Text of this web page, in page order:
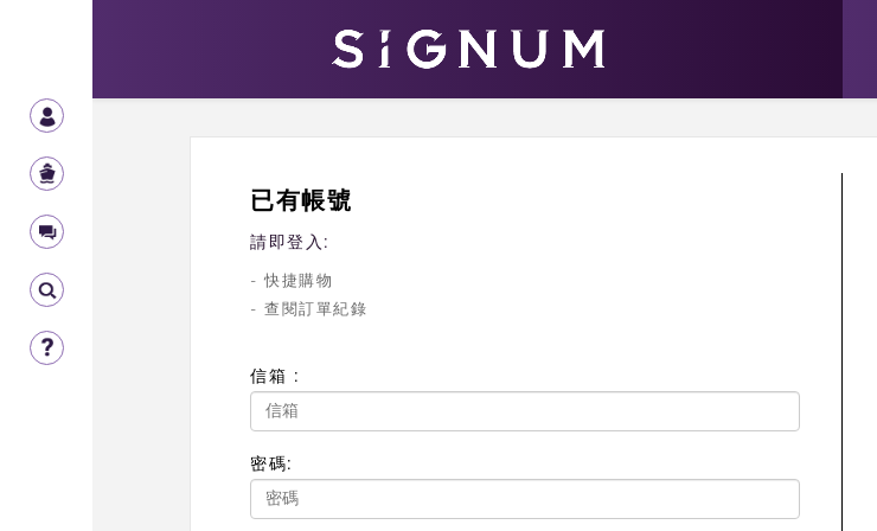
已有帳號
請即登入:
- 快捷購物
- 查閱訂單紀錄
信箱 :
密碼: